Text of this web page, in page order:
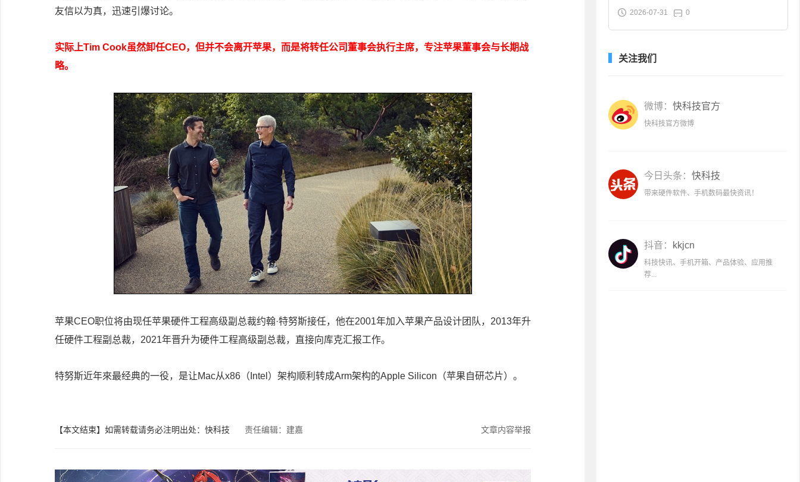
友信以为真，迅速引爆讨论。
实际上Tim Cook虽然卸任CEO，但并不会离开苹果，而是将转任公司董事会执行主席，专注苹果董事会与长期战
略。
苹果CEO职位将由现任苹果硬件工程高级副总裁约翰·特努斯接任，他在2001年加入苹果产品设计团队，2013年升
任硬件工程副总裁，2021年晋升为硬件工程高级副总裁，直接向库克汇报工作。
特努斯近年來最经典的一役，是让Mac从x86（Intel）架构顺利转成Arm架构的Apple Silicon（苹果自研芯片）。
【本文结束】如需转载请务必注明出处：快科技 责任编辑：建嘉 文章内容举报
皂2斤大促
2026-07-31 0
关注我们
微博： 快科技官方
快科技官方微博
今日头条： 快科技
带来硬件软件、手机数码最快资讯！
抖音： kkjcn
科技快讯、手机开箱、产品体验、应用推
荐...